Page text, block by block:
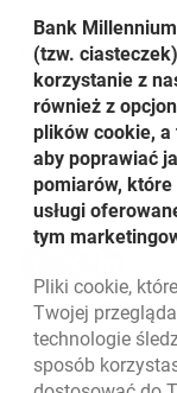
Kompas Młodej
temat sztuki
wspierające
przewodnikiem
domów
ranking jako
artystów.
Udostępnij
otwiera się w
otwiera się w
otwiera
Powrót do listy
Bank
(tzw.
korzystanie z
również z
plików cookie, a
aby poprawiać
pomiarów,
usługi
tym
Pliki cookie,
Twojej
technologie
sposób